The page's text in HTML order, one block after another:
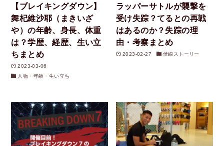
【ブレイキングダウン】
舞杞維沙耶（まきいざ
や）の年齢、身長、体重
は？学歴、経歴、生い立
ちまとめ
2023-03-06
人物・年齢・生い立ち
ラッパーサトルが襲撃を
受け失踪？てるとの再戦
はあるのか？失踪の理
由・考察まとめ
2023-02-27 伏線ストーリー